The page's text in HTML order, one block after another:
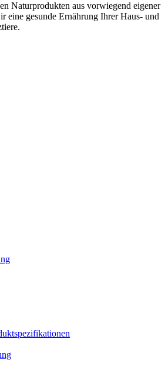
Naturprodukten aus vorwiegend eigener
eine gesunde Ernährung Ihrer Haus- und